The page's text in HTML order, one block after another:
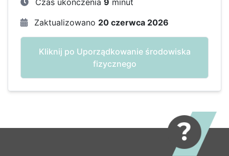
Zaktualizowano 20 czerwca 2026
Kliknij po Uporządkowanie środowiska
fizycznego